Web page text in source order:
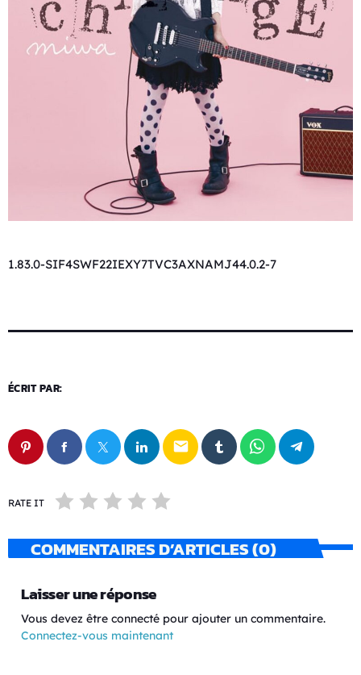
1.83.0-SIF4SWF22IEXY7TVC3AXNAMJ44.0.2-7
ÉCRIT PAR:
email
RATE IT
COMMENTAIRES D’ARTICLES (0)
Laisser une réponse
Vous devez être connecté pour ajouter un commentaire.
Connectez-vous maintenant